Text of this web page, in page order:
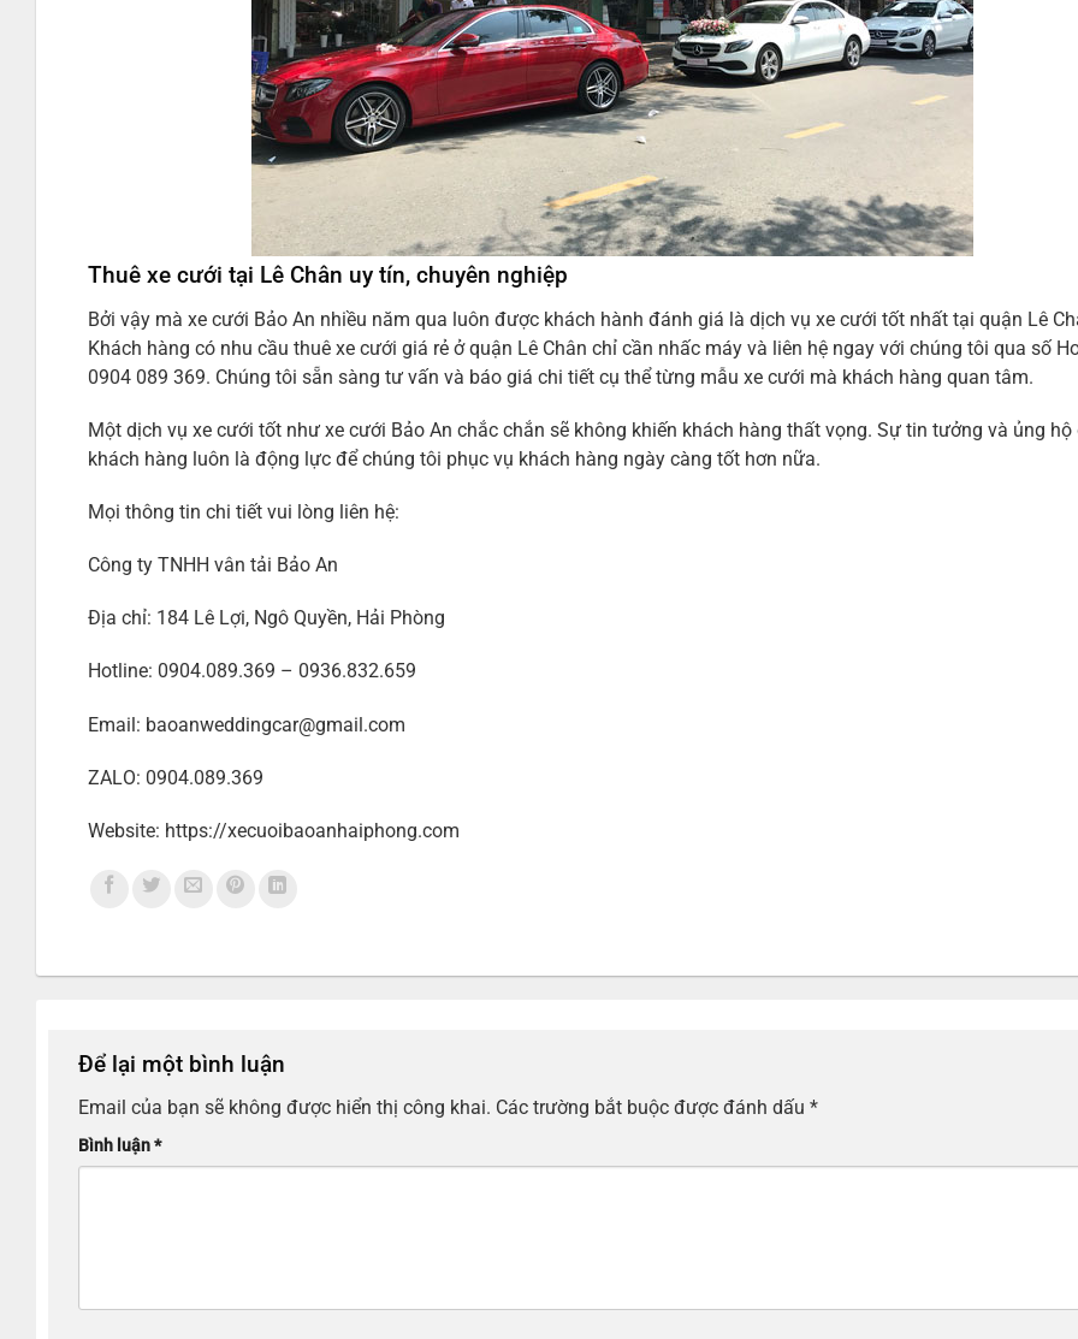
Thuê xe cưới tại Lê Chân uy tín, chuyên nghiệp
Bởi vậy mà xe cưới Bảo An nhiều năm qua luôn được khách hành đánh giá là dịch vụ xe cưới tốt nhất tại quận Lê
Khách hàng có nhu cầu thuê xe cưới giá rẻ ở quận Lê Chân chỉ cần nhấc máy và liên hệ ngay với chúng tôi qua số
0904 089 369. Chúng tôi sẵn sàng tư vấn và báo giá chi tiết cụ thể từng mẫu xe cưới mà khách hàng quan tâm.
Một dịch vụ xe cưới tốt như xe cưới Bảo An chắc chắn sẽ không khiến khách hàng thất vọng. Sự tin tưởng và ủng hộ
khách hàng luôn là động lực để chúng tôi phục vụ khách hàng ngày càng tốt hơn nữa.
Mọi thông tin chi tiết vui lòng liên hệ:
Công ty TNHH vân tải Bảo An
Địa chỉ: 184 Lê Lợi, Ngô Quyền, Hải Phòng
Hotline: 0904.089.369 – 0936.832.659
Email: baoanweddingcar@gmail.com
ZALO: 0904.089.369
Website: https://xecuoibaoanhaiphong.com
Để lại một bình luận
Email của bạn sẽ không được hiển thị công khai. Các trường bắt buộc được đánh dấu *
Bình luận*